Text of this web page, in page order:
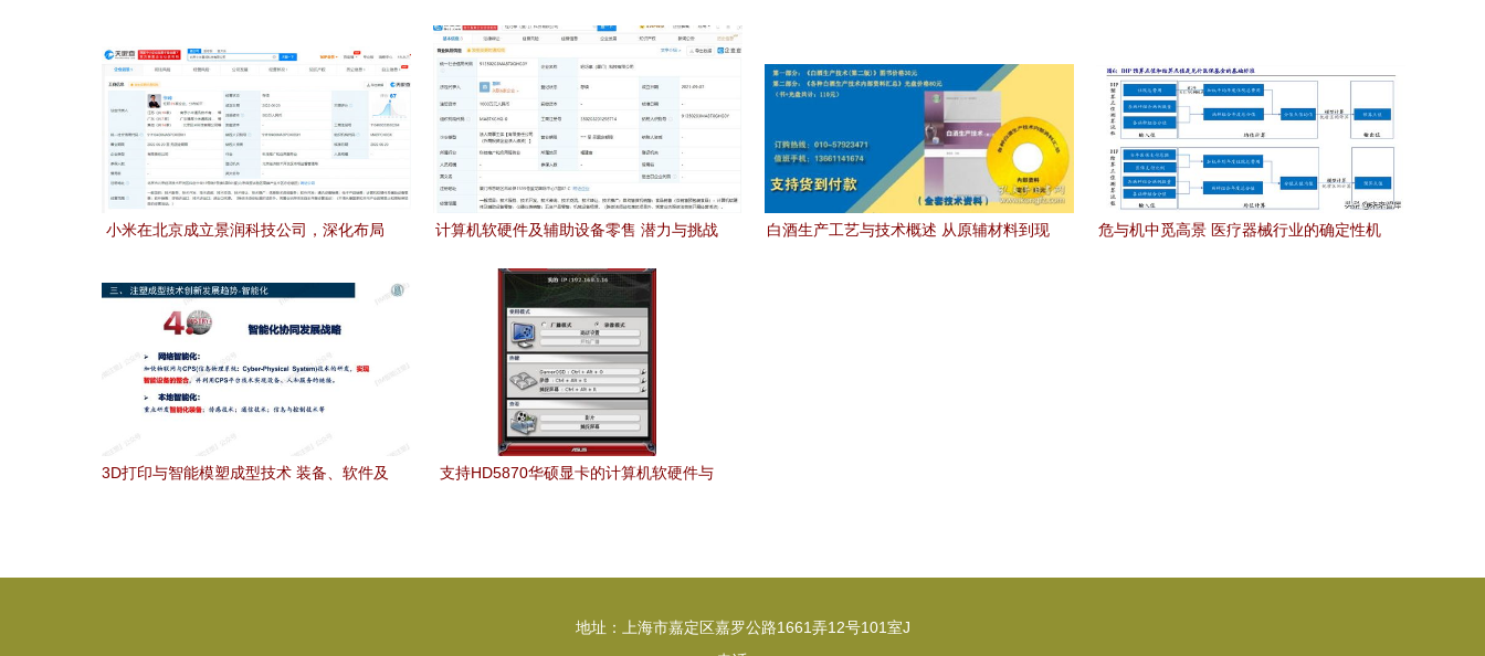
小米在北京成立景润科技公司，深化布局
计算机软硬件及辅助设备零售 潜力与挑战
白酒生产工艺与技术概述 从原辅材料到现
危与机中觅高景 医疗器械行业的确定性机
3D打印与智能模塑成型技术 装备、软件及
支持HD5870华硕显卡的计算机软硬件与
地址：上海市嘉定区嘉罗公路1661弄12号101室J